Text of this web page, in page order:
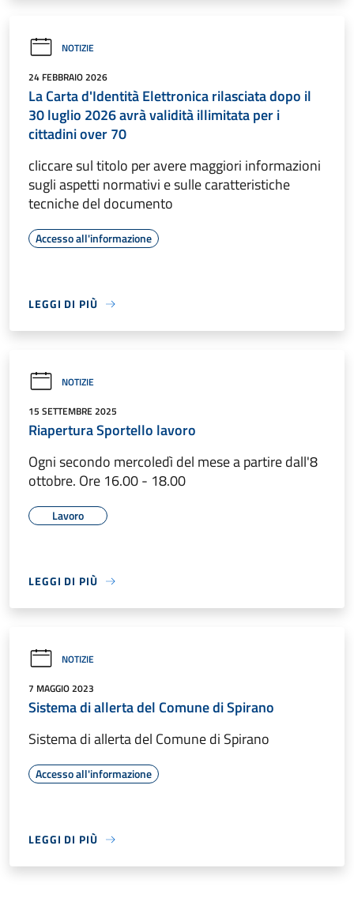
NOTIZIE
24 FEBBRAIO 2026
La Carta d'Identità Elettronica rilasciata dopo il
30 luglio 2026 avrà validità illimitata per i
cittadini over 70
cliccare sul titolo per avere maggiori informazioni
sugli aspetti normativi e sulle caratteristiche
tecniche del documento
Accesso all'informazione
LEGGI DI PIÙ
NOTIZIE
15 SETTEMBRE 2025
Riapertura Sportello lavoro
Ogni secondo mercoledì del mese a partire dall'8
ottobre. Ore 16.00 - 18.00
Lavoro
LEGGI DI PIÙ
NOTIZIE
7 MAGGIO 2023
Sistema di allerta del Comune di Spirano
Sistema di allerta del Comune di Spirano
Accesso all'informazione
LEGGI DI PIÙ